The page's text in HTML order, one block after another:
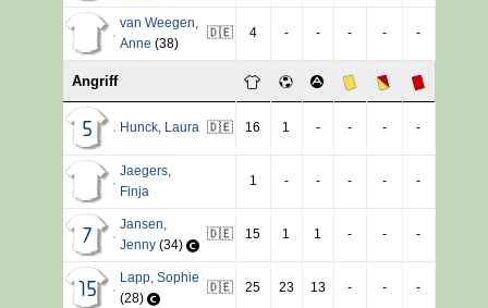
van Weegen,
Anne (38)
🇩🇪 4 - - - - -
Angriff
5 Hunck, Laura 🇩🇪 16 1 - - - -
Jaegers,
Finja
1 - - - - -
7
Jansen,
Jenny (34)
🇩🇪 15 1 1 - - -
15
Lapp, Sophie
(28)
🇩🇪 25 23 13 - - -